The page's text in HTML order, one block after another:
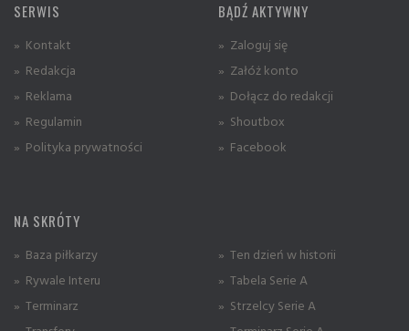
SERWIS
» Kontakt
» Redakcja
» Reklama
» Regulamin
» Polityka prywatności
BĄDŹ AKTYWNY
» Zaloguj się
» Załóż konto
» Dołącz do redakcji
» Shoutbox
» Facebook
NA SKRÓTY
» Baza piłkarzy
» Rywale Interu
» Terminarz
» Ten dzień w historii
» Tabela Serie A
» Strzelcy Serie A